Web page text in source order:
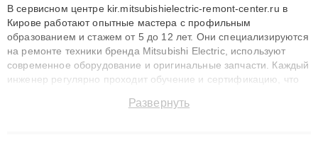
В сервисном центре kir.mitsubishielectric-remont-center.ru в
Кирове работают опытные мастера с профильным
образованием и стажем от 5 до 12 лет. Они специализируются
на ремонте техники бренда Mitsubishi Electric, используют
современное оборудование и оригинальные запчасти. Каждый
инженер регулярно проходит обучение и сертификацию, что
восстанавливать технику с сохранением гарантии до 3 лет.
Развернуть